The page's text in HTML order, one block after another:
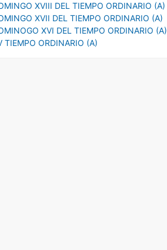
XVIII DEL TIEMPO ORDINARIO (A)
XVII DEL TIEMPO ORDINARIO (A)
XVI DEL TIEMPO ORDINARIO (A)
TIEMPO ORDINARIO (A)